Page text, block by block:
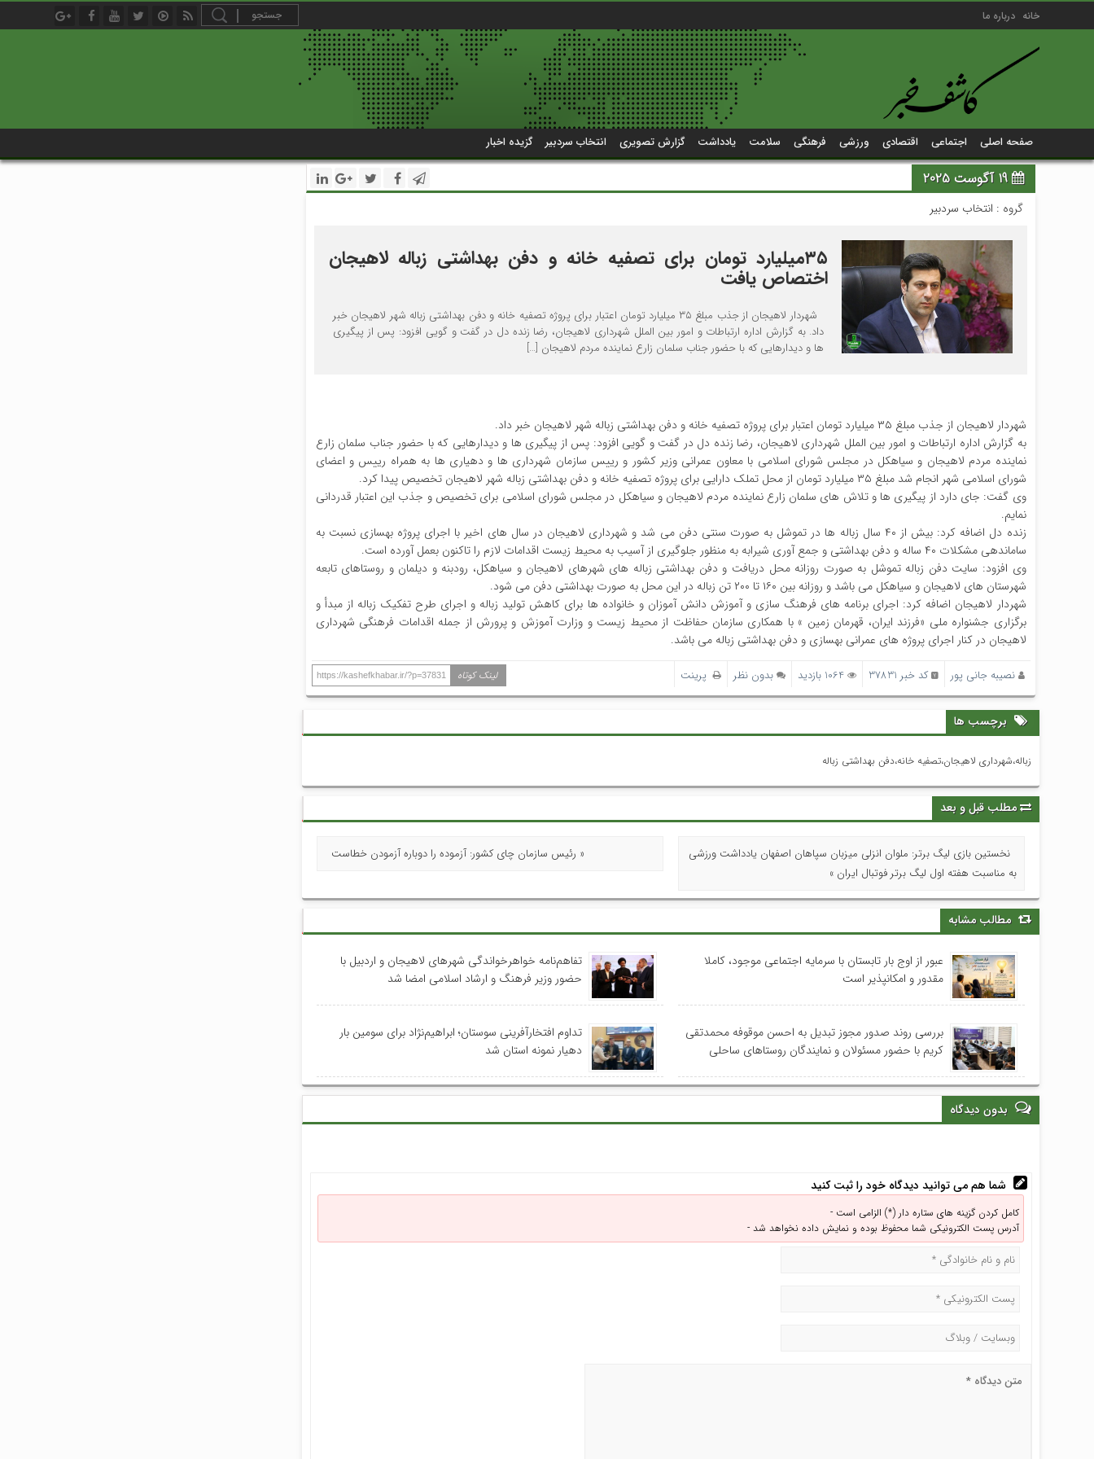
خانه درباره ما
صفحه اصلی اجتماعی اقتصادی ورزشی فرهنگی سلامت یادداشت گزارش تصویری انتخاب سردبیر گزیده اخبار
19 آگوست 2025
گروه : انتخاب سردبیر
۳۵میلیارد تومان برای تصفیه خانه و دفن بهداشتی زباله لاهیجان
اختصاص یافت
شهردار لاهیجان از جذب مبلغ ۳۵ میلیارد تومان اعتبار برای پروژه تصفیه خانه و دفن بهداشتی زباله شهر لاهیجان خبر
داد. به گزارش اداره ارتباطات و امور بین الملل شهرداری لاهیجان، رضا زنده دل در گفت و گویی افزود: پس از پیگیری
ها و دیدارهایی که با حضور جناب سلمان زارع نماینده مردم لاهیجان […]
شهردار لاهیجان از جذب مبلغ ۳۵ میلیارد تومان اعتبار برای پروژه تصفیه خانه و دفن بهداشتی زباله شهر لاهیجان خبر داد.
به گزارش اداره ارتباطات و امور بین الملل شهرداری لاهیجان، رضا زنده دل در گفت و گویی افزود: پس از پیگیری ها و دیدارهایی که با حضور جناب سلمان زارع
نماینده مردم لاهیجان و سیاهکل در مجلس شورای اسلامی با معاون عمرانی وزیر کشور و رییس سازمان شهرداری ها و دهیاری ها به همراه رییس و اعضای
شورای اسلامی شهر انجام شد مبلغ ۳۵ میلیارد تومان از محل تملک دارایی برای پروژه تصفیه خانه و دفن بهداشتی زباله شهر لاهیجان تخصیص پیدا کرد.
وی گفت: جای دارد از پیگیری ها و تلاش های سلمان زارع نماینده مردم لاهیجان و سیاهکل در مجلس شورای اسلامی برای تخصیص و جذب این اعتبار قدردانی
نمایم.
زنده دل اضافه کرد: بیش از ۴۰ سال زباله ها در تموشل به صورت سنتی دفن می شد و شهرداری لاهیجان در سال های اخیر با اجرای پروژه بهسازی نسبت به
ساماندهی مشکلات ۴۰ ساله و دفن بهداشتی و جمع آوری شیرابه به منظور جلوگیری از آسیب به محیط زیست اقدامات لازم را تاکنون بعمل آورده است.
وی افزود: سایت دفن زباله تموشل به صورت روزانه محل دریافت و دفن بهداشتی زباله های شهرهای لاهیجان و سیاهکل، رودبنه و دیلمان و روستاهای تابعه
شهرستان های لاهیجان و سیاهکل می باشد و روزانه بین ۱۶۰ تا ۲۰۰ تن زباله در این محل به صورت بهداشتی دفن می شود.
شهردار لاهیجان اضافه کرد: اجرای برنامه های فرهنگ سازی و آموزش دانش آموزان و خانواده ها برای کاهش تولید زباله و اجرای طرح تفکیک زباله از مبدأ و
برگزاری جشنواره ملی «فرزند ایران، قهرمان زمین » با همکاری سازمان حفاظت از محیط زیست و وزارت آموزش و پرورش از جمله اقدامات فرهنگی شهرداری
لاهیجان در کنار اجرای پروژه های عمرانی بهسازی و دفن بهداشتی زباله می باشد.
نصیبه جانی پور کد خبر 37831 1064 بازدید بدون نظر پرینت لینک کوتاه https://kashefkhabar.ir/?p=37831
برچسب ها
زباله،شهرداری لاهیجان،تصفیه خانه،دفن بهداشتی زباله
مطلب قبل و بعد
نخستین بازی لیگ برتر: ملوان انزلی میزبان سپاهان اصفهان یادداشت ورزشی
به مناسبت هفته اول لیگ برتر فوتبال ایران »
« رئیس سازمان چای کشور: آزموده را دوباره آزمودن خطاست
مطالب مشابه
عبور از اوج بار تابستان با سرمایه اجتماعی موجود، کاملا
مقدور و امکانپذیر است
تفاهم‌نامه خواهرخواندگی شهرهای لاهیجان و اردبیل با
حضور وزیر فرهنگ و ارشاد اسلامی امضا شد
بررسی روند صدور مجوز تبدیل به احسن موقوفه محمدتقی
کریم با حضور مسئولان و نمایندگان روستاهای ساحلی
تداوم افتخارآفرینی سوستان؛ ابراهیم‌نژاد برای سومین بار
دهیار نمونه استان شد
بدون دیدگاه
شما هم می توانید دیدگاه خود را ثبت کنید
کامل کردن گزینه های ستاره دار (*) الزامی است -
آدرس پست الکترونیکی شما محفوظ بوده و نمایش داده نخواهد شد -